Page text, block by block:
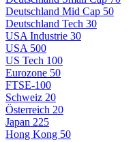
Deutschland Mid Cap 50
Deutschland Tech 30
USA Industrie 30
USA 500
US Tech 100
Eurozone 50
FTSE-100
Schweiz 20
Österreich 20
Japan 225
Hong Kong 50